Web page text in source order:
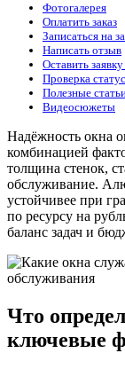
Фотогалерея
Оплатить заказ
Записаться на
Написать отзыв
Оставить
Проверка
Полезные
Видеосюжеты
Надёжность окна
комбинацией
толщина стенок,
обслуживание.
устойчивее при
по ресурсу на
баланс задач и
Что
ключевые